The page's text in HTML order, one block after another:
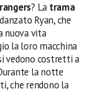
? La trama
Ryan, che
nuova vita
la loro macchina
vedono costretti a
la notte
che rendono la